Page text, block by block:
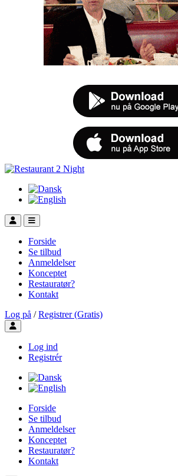
Forside
Se tilbud
Anmeldelser
Konceptet
Restauratør?
Kontakt
Log på / Registrer (Gratis)
Toggle user menu
Log ind
Registrér
Forside
Se tilbud
Anmeldelser
Konceptet
Restauratør?
Kontakt